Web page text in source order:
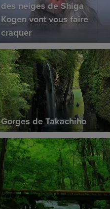
des neiges de Shiga
Kogen vont vous faire
craquer
Gorges de Takachiho